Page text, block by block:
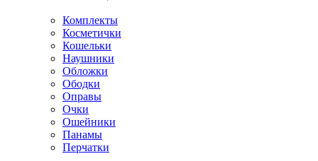
Комплекты
Косметички
Кошельки
Наушники
Обложки
Ободки
Оправы
Очки
Ошейники
Панамы
Перчатки